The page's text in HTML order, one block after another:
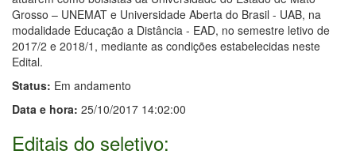
Grosso – UNEMAT e Universidade Aberta do Brasil - UAB, na
modalidade Educação a Distância - EAD, no semestre letivo de
2017/2 e 2018/1, mediante as condições estabelecidas neste
Edital.
Status: Em andamento
Data e hora: 25/10/2017 14:02:00
Editais do seletivo: